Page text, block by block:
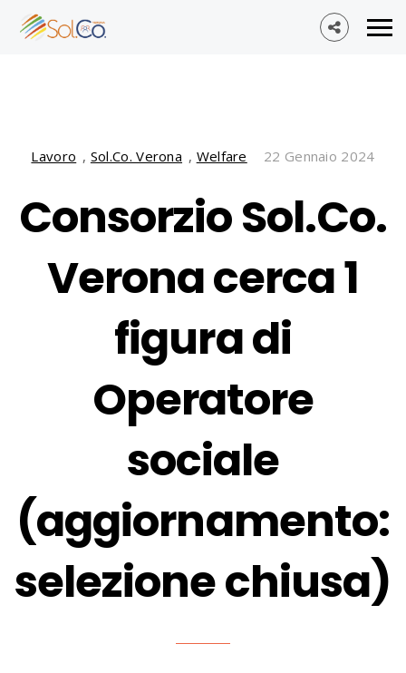
Lavoro , Sol.Co. Verona , Welfare 22 Gennaio 2024
Consorzio Sol.Co.
Verona cerca 1
figura di
Operatore
sociale
(aggiornamento:
selezione chiusa)